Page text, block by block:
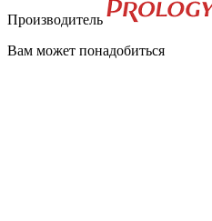
Производитель
Вам может понадобиться